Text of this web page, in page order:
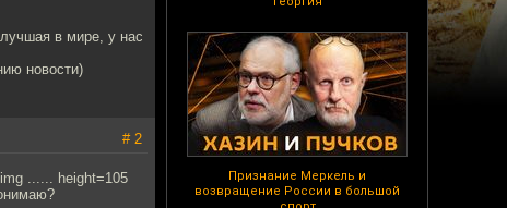
Признание Меркель и
возвращение России в большой
в мире, у нас
новости)
# 2
...... height=105